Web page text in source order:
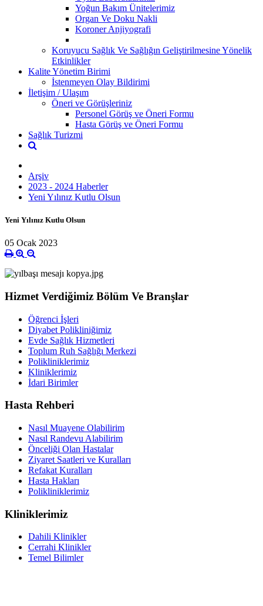
Yoğun Bakım Ünitelerimiz
Organ Ve Doku Nakli
Koroner Anjiyografi
Koruyucu Sağlık Ve Sağlığın Geliştirilmesine Yönelik
Etkinlikler
Kalite Yönetim Birimi
İstenmeyen Olay Bildirimi
İletişim / Ulaşım
Öneri ve Görüşleriniz
Personel Görüş ve Öneri Formu
Hasta Görüş ve Öneri Formu
Sağlık Turizmi
Arşiv
2023 - 2024 Haberler
Yeni Yılınız Kutlu Olsun
Yeni Yılınız Kutlu Olsun
05 Ocak 2023
Hizmet Verdiğimiz Bölüm Ve Branşlar
Öğrenci İşleri
Diyabet Polikliniğimiz
Evde Sağlık Hizmetleri
Toplum Ruh Sağlığı Merkezi
Polikliniklerimiz
Kliniklerimiz
İdari Birimler
Hasta Rehberi
Nasıl Muayene Olabilirim
Nasıl Randevu Alabilirim
Önceliği Olan Hastalar
Ziyaret Saatleri ve Kuralları
Refakat Kuralları
Hasta Hakları
Polikliniklerimiz
Kliniklerimiz
Dahili Klinikler
Cerrahi Klinikler
Temel Bilimler